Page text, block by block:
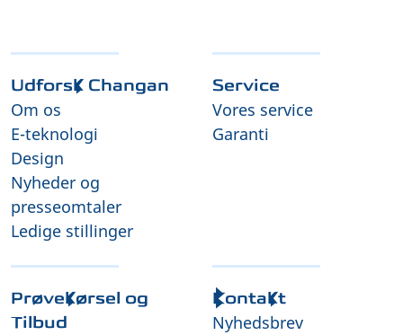
Udforsk Changan
Om os
E-teknologi
Design
Nyheder og
presseomtaler
Ledige stillinger
Service
Vores service
Garanti
Prøvekørsel og
Tilbud
Kontakt
Nyhedsbrev